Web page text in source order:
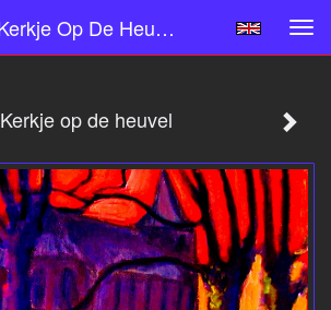
Leo Koopman - Kerkje Op De Heuvel
Kerkje op de heuvel